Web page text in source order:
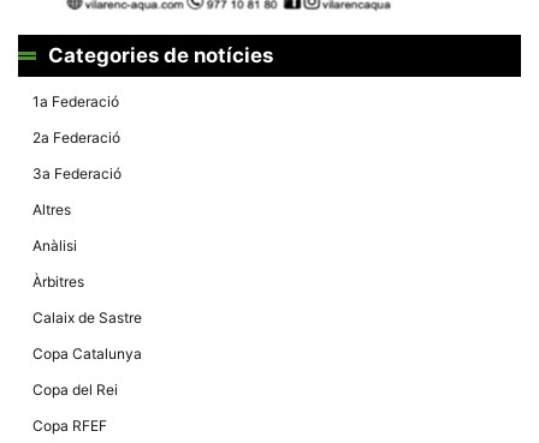
Categories de notícies
1a Federació
2a Federació
3a Federació
Altres
Anàlisi
Àrbitres
Calaix de Sastre
Copa Catalunya
Copa del Rei
Copa RFEF
web.